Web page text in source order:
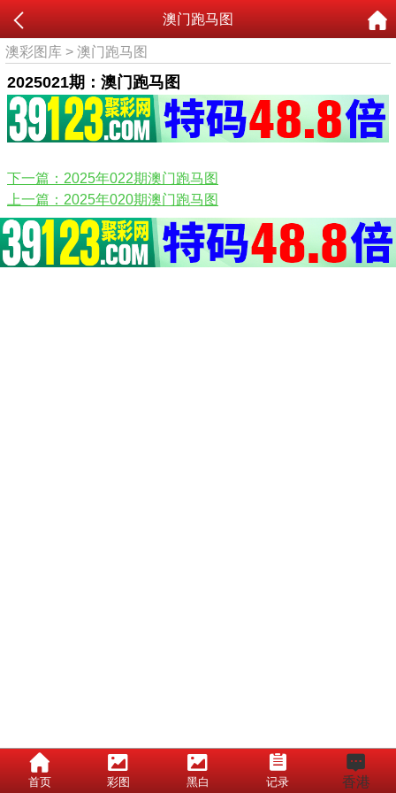
首页 彩图 黑白 记录 香港
澳门跑马图
澳彩图库 >澳门跑马图
2025021期：澳门跑马图
下一篇：2025年022期澳门跑马图
上一篇：2025年020期澳门跑马图